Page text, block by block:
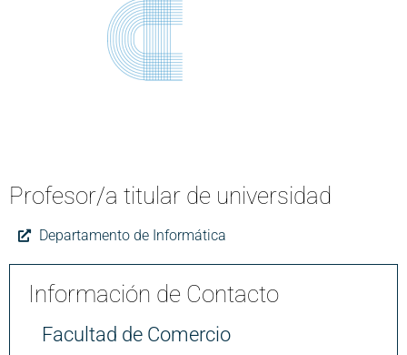
Profesor/a titular de universidad
Departamento de Informática
Información de Contacto
Facultad de Comercio